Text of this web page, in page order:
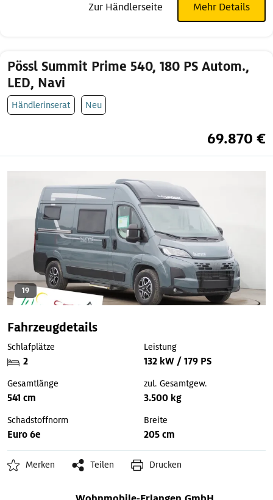
Zur Händlerseite Mehr Details
Pössl Summit Prime 540, 180 PS Autom.,
LED, Navi
Händlerinserat Neu
69.870 €
19
Fahrzeugdetails
Schlafplätze
2
Leistung
132 kW / 179 PS
Gesamtlänge
541 cm
zul. Gesamtgew.
3.500 kg
Schadstoffnorm
Euro 6e
Breite
205 cm
Merken Teilen Drucken